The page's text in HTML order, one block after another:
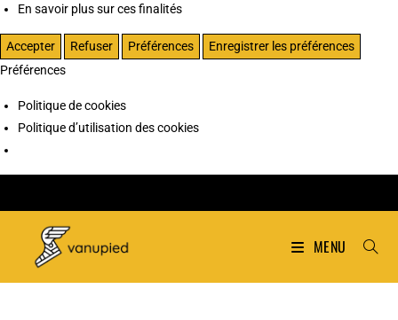
En savoir plus sur ces finalités
Accepter Refuser Préférences
Enregistrer les préférences
Préférences
Politique de cookies
Politique d’utilisation des cookies
MENU